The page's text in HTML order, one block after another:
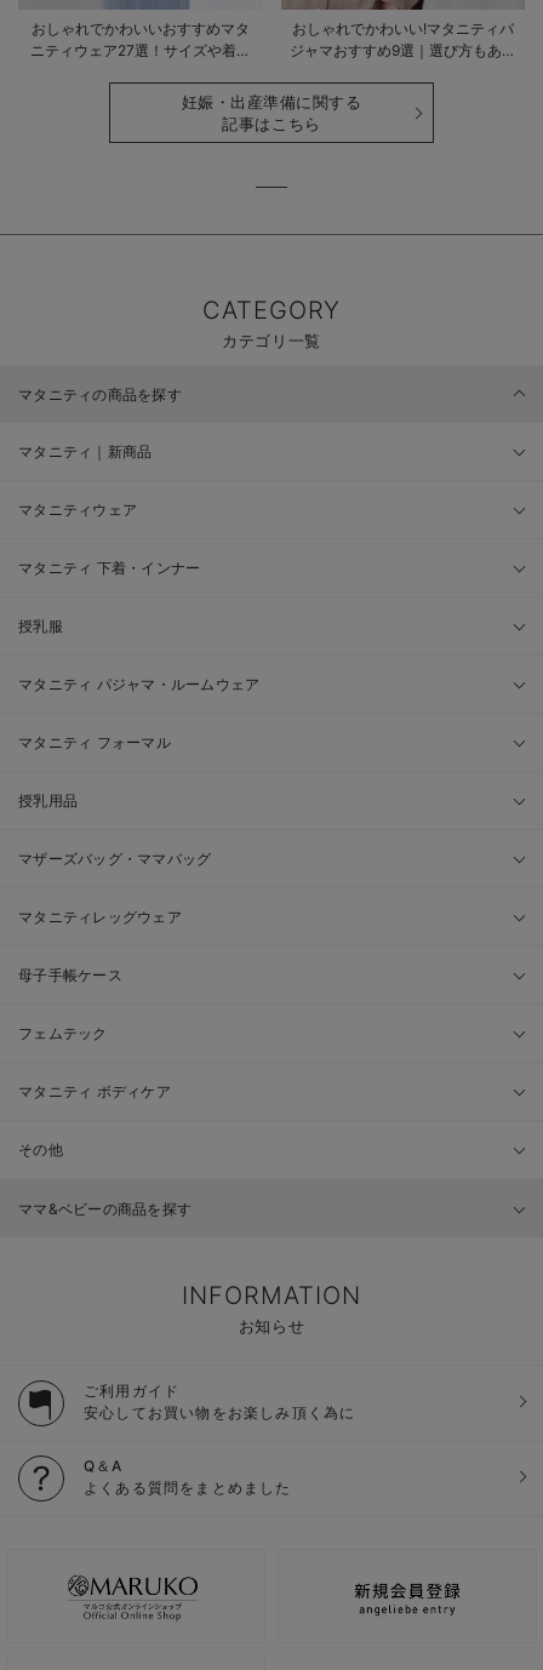
おしゃれでかわいいおすすめマタ
ニティウェア27選！サイズや着る
おしゃれでかわいい!マタニティパ
ジャマおすすめ9選｜選び方もあわ
妊娠・出産準備に関する
記事はこちら
CATEGORY
カテゴリ一覧
マタニティの商品を探す
マタニティ｜新商品
マタニティウェア
マタニティ 下着・インナー
授乳服
マタニティ パジャマ・ルームウェア
マタニティ フォーマル
授乳用品
マザーズバッグ・ママバッグ
マタニティレッグウェア
母子手帳ケース
フェムテック
マタニティ ボディケア
その他
ママ&ベビーの商品を探す
INFORMATION
お知らせ
ご利用ガイド
安心してお買い物をお楽しみ頂く為に
Q＆A
よくある質問をまとめました